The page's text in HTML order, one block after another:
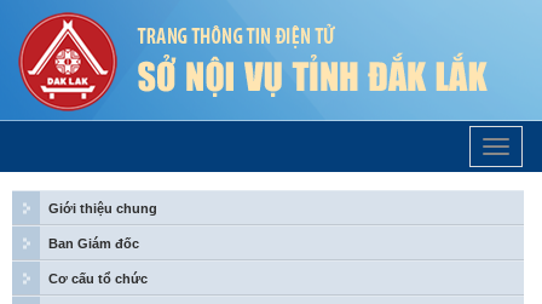
Trang
Chủ
Giới thiệu chung
Ban Giám đốc
Cơ cấu tổ chức